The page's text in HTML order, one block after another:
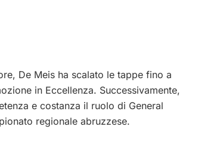
De Meis ha scalato le tappe fino a
in Eccellenza. Successivamente,
e costanza il ruolo di General
regionale abruzzese.